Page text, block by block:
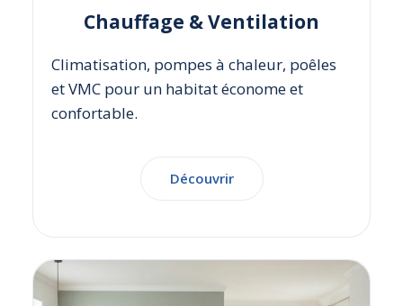
Chauffage & Ventilation
Climatisation, pompes à chaleur, poêles
et VMC pour un habitat économe et
confortable.
Découvrir